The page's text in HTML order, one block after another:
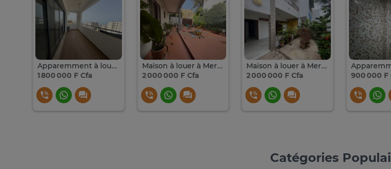
Apparemment à louer à Mermoz derrière Elton
1 800 000 F Cfa
Maison à louer à Mermoz Sotrac
2 000 000 F Cfa
Maison à louer à Mermoz Sotrac
2 000 000 F Cfa
900 000 F
Catégories